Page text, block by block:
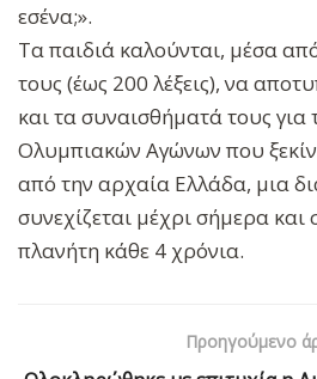
εσένα;».
Τα παιδιά καλούνται, μέσα
τους (έως 200 λέξεις), να
και τα συναισθήματά τους για
Ολυμπιακών Αγώνων που
από την αρχαία Ελλάδα, μια
συνεχίζεται μέχρι σήμερα και
πλανήτη κάθε 4 χρόνια.
Προηγούμενο